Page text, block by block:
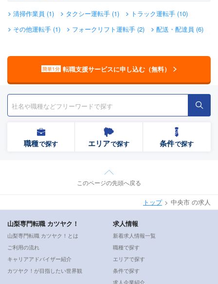
清掃作業員 (1) タクシー運転手 (1)
トラック運転手 (10)
その他運転手 (1)
フォークリフト運転手 (2) 配送・配達員 (6)
簡単1分 転職支援サービスに申し込む（無料）
職種で探す エリアで探す 条件で探す
このページの先頭へ戻る
トップ 中央市 の求人
山梨専門転職 カツヤク！
山梨専門転職 カツヤク！とは
ご利用の流れ
キャリアアドバイザー紹介
カツヤク！が目指したい世界観
求人情報
新着求人情報一覧
職種で探す
エリアで探す
条件で探す
求人企業紹介